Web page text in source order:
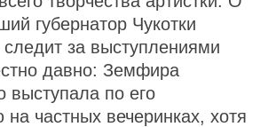
губернатор Чукотки
за выступлениями
давно: Земфира
выступала по его
частных вечеринках, хотя